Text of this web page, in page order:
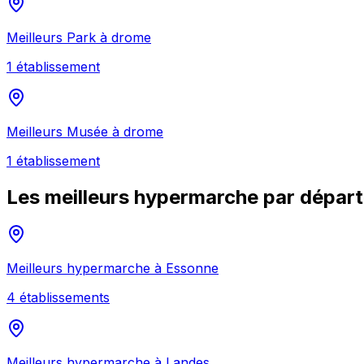
Meilleurs Park à drome
1 établissement
Meilleurs Musée à drome
1 établissement
Les meilleurs hypermarche par
Meilleurs hypermarche à Essonne
4 établissements